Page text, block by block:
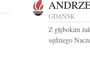
GDAŃSK
Z głębokim
sędziego